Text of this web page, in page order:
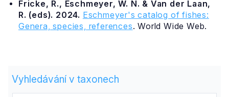
Fricke, R., Eschmeyer, W. N. & Van der Laan,
R. (eds). 2024. Eschmeyer's catalog of fishes:
Genera, species, references. World Wide Web.
Vyhledávání v taxonech